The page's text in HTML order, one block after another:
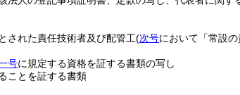
された責任技術者及び配管工(次号において「常設
号に規定する資格を証する書類の写し
ことを証する書類